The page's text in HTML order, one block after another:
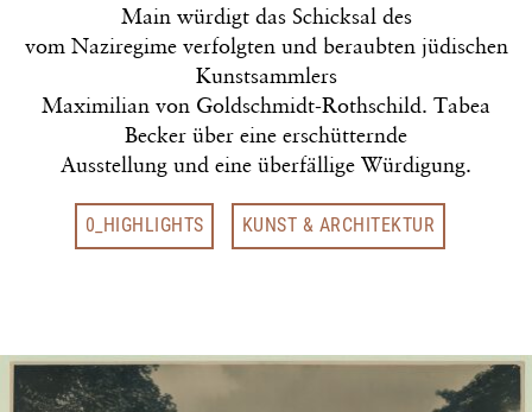
Main würdigt das Schicksal des
vom Naziregime verfolgten und beraubten jüdischen
Kunstsammlers
Maximilian von Goldschmidt-Rothschild. Tabea
Becker über eine erschütternde
Ausstellung und eine überfällige Würdigung.
0_HIGHLIGHTS KUNST & ARCHITEKTUR